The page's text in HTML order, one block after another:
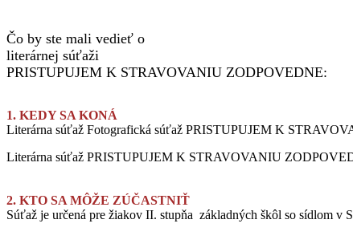
Čo by ste mali vedieť o
literárnej súťaži
PRISTUPUJEM K STRAVOVANIU ZODPOVEDNE:
1. KEDY SA KONÁ
Literárna súťaž Fotografická súťaž PRISTUPUJEM K
Literárna súťaž PRISTUPUJEM K STRAVOVANIU
2. KTO SA MÔŽE ZÚČASTNIŤ
Súťaž je určená pre žiakov II. stupňa základných škôl so sídlom v